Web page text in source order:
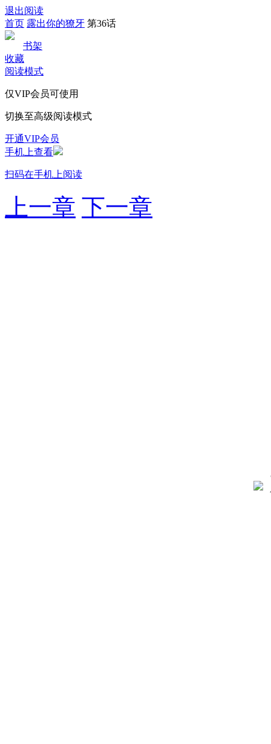
退出阅读
首页 露出你的獠牙 第36话
书架
收藏
阅读模式
仅VIP会员可使用
切换至高级阅读模式
开通VIP会员
手机上查看
扫码在手机上阅读
上一章 下一章